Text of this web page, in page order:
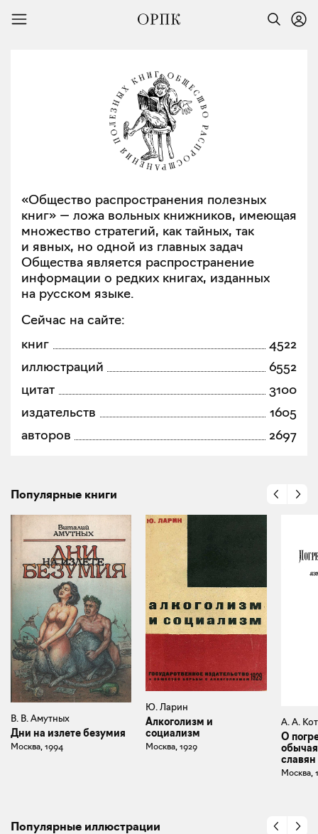
«Общество распространения полезных
книг» — ложа вольных книжников, имеющая
множество стратегий, как тайных, так
и явных, но одной из главных задач
Общества является распространение
информации о редких книгах, изданных
на русском языке.
Сейчас на сайте:
книг
4522
иллюстраций
6552
цитат
3100
издательств
1605
авторов
2697
Популярные книги
В. В. Амутных
Дни на излете безумия
Москва, 1994
Ю. Ларин
Алкоголизм и
социализм
Москва, 1929
А. А.
О
славян
Москва,
Популярные иллюстрации